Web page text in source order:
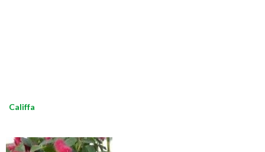
Califfa